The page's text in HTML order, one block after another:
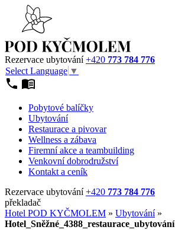
Rezervace ubytování+420 773 784 776
Select Language ▼
Pobytové balíčky
Ubytování
Restaurace a pivovar
Wellness a zábava
Firemní akce a teambuilding
Venkovní dobrodružství
Kontakt a ceník
Rezervace ubytování+420 773 784 776
překladač
Hotel POD KYČMOLEM » Ubytování»
Hotel_Sněžné_4388_restaurace_ubytování